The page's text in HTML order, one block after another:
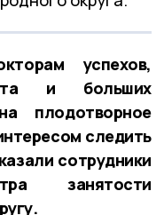
успехов,
и больших
плодотворное
следить
сотрудники
занятости